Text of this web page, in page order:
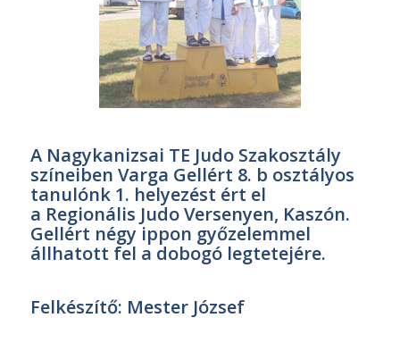
A Nagykanizsai TE Judo Szakosztály
színeiben Varga Gellért 8. b osztályos
tanulónk 1. helyezést ért el
a Regionális Judo Versenyen, Kaszón.
Gellért négy ippon győzelemmel
állhatott fel a dobogó legtetejére.
Felkészítő: Mester József